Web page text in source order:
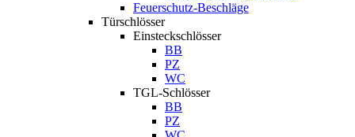
Feuerschutz-Beschläge
Türschlösser
Einsteckschlösser
BB
PZ
WC
TGL-Schlösser
BB
PZ